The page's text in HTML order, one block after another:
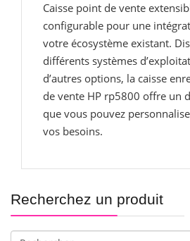
Caisse point de vente
configurable pour une
votre écosystème existant.
différents systèmes
d’autres options, la caisse
de vente HP rp5800 offre un
que vous pouvez
vos besoins.
Recherchez un produit